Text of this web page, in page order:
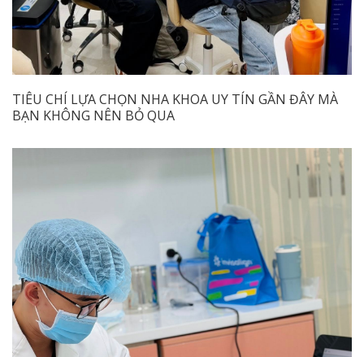
TIÊU CHÍ LỰA CHỌN NHA KHOA UY TÍN GẦN ĐÂY MÀ
BẠN KHÔNG NÊN BỎ QUA